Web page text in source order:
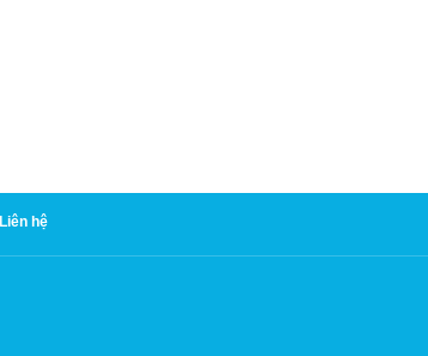
Liên hệ